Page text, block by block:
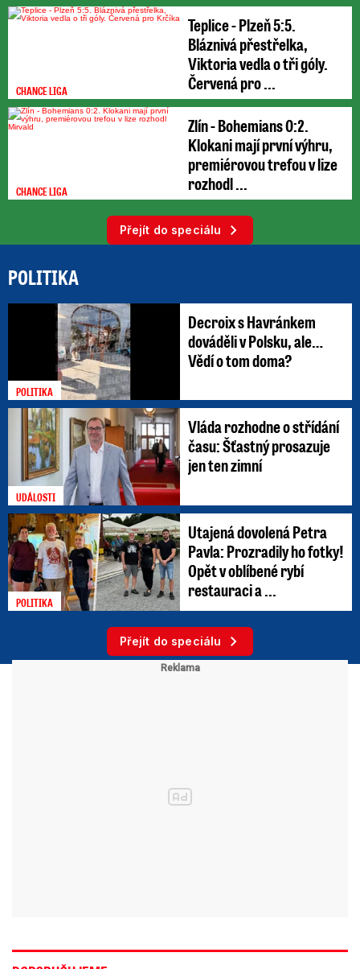
CHANCE LIGA
Teplice - Plzeň 5:5.
Bláznivá přestřelka,
Viktoria vedla o tři góly.
Červená pro ...
CHANCE LIGA
Zlín - Bohemians 0:2.
Klokani mají první výhru,
premiérovou trefou v lize
rozhodl ...
Přejít do speciálu
POLITIKA
POLITIKA
Decroix s Havránkem
dováděli v Polsku, ale…
Vědí o tom doma?
UDÁLOSTI
Vláda rozhodne o střídání
času: Šťastný prosazuje
jen ten zimní
POLITIKA
Utajená dovolená Petra
Pavla: Prozradily ho fotky!
Opět v oblíbené rybí
restauraci a ...
Přejít do speciálu